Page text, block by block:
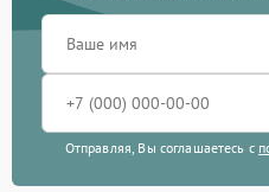
Отправляя, Вы соглашаетесь с